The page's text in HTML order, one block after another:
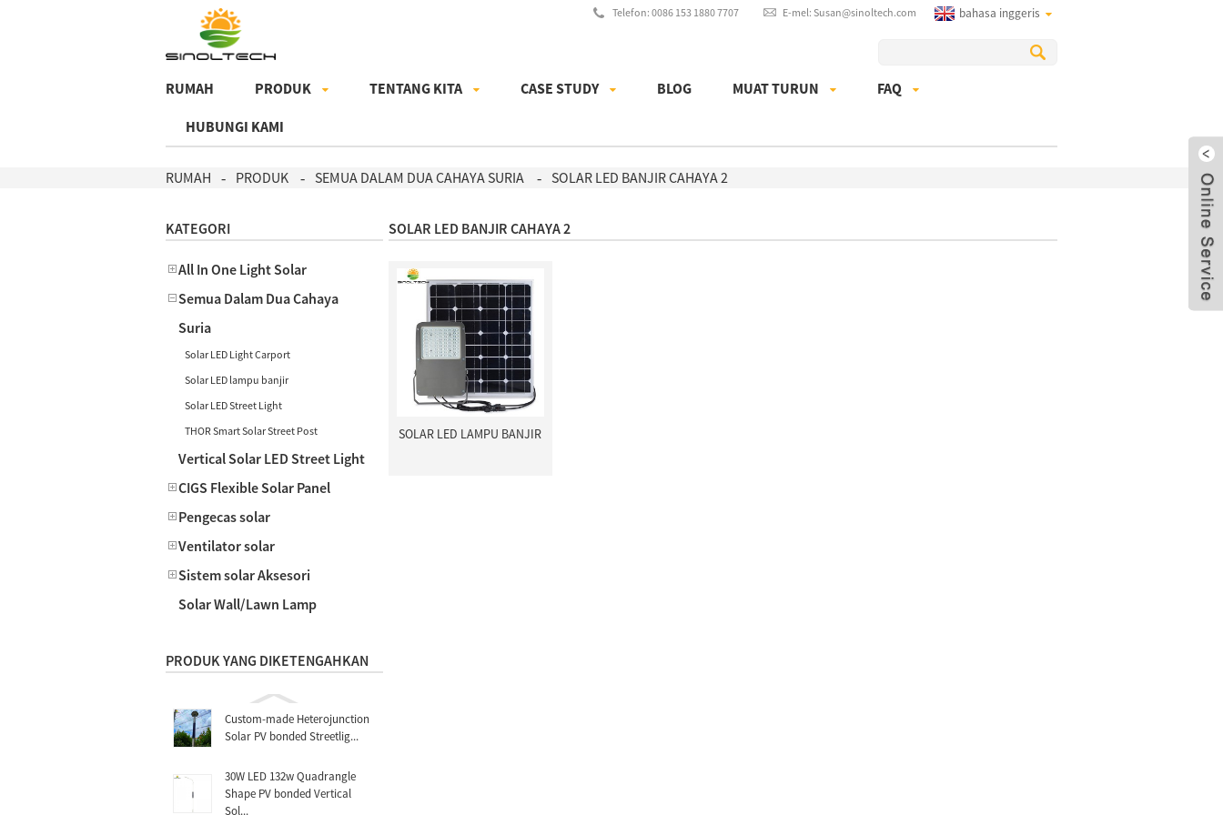
Telefon: 0086 153 1880 7707 E-mel: Susan@sinoltech.com bahasa inggeris
RUMAH PRODUK TENTANG KITA CASE STUDY BLOG MUAT TURUN FAQ
HUBUNGI KAMI
RUMAH PRODUK SEMUA DALAM DUA CAHAYA SURIA SOLAR LED BANJIR CAHAYA 2
KATEGORI
All In One Light Solar
Semua Dalam Dua Cahaya
Suria
Solar LED Light Carport
Solar LED lampu banjir
Solar LED Street Light
THOR Smart Solar Street Post
Vertical Solar LED Street Light
CIGS Flexible Solar Panel
Pengecas solar
Ventilator solar
Sistem solar Aksesori
Solar Wall/Lawn Lamp
PRODUK YANG DIKETENGAHKAN
Custom-made Heterojunction
Solar PV bonded Streetlig...
30W LED 132w Quadrangle
Shape PV bonded Vertical
Sol...
SOLAR LED BANJIR CAHAYA 2
SOLAR LED LAMPU BANJIR